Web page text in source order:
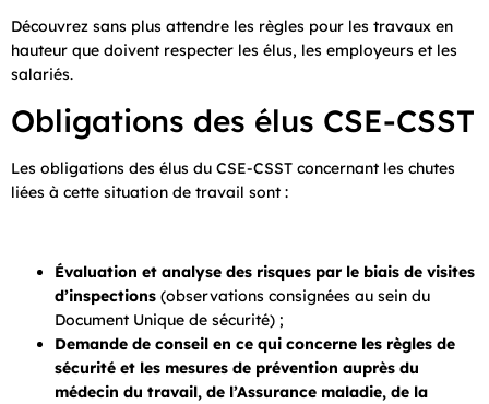
Découvrez sans plus attendre les règles pour les travaux en
hauteur que doivent respecter les élus, les employeurs et les
salariés.
Obligations des élus CSE-CSST
Les obligations des élus du CSE-CSST concernant les chutes
liées à cette situation de travail sont :
Évaluation et analyse des risques par le biais de visites
d’inspections (observations consignées au sein du
Document Unique de sécurité) ;
Demande de conseil en ce qui concerne les règles de
sécurité et les mesures de prévention auprès du
médecin du travail, de l’Assurance maladie, de la